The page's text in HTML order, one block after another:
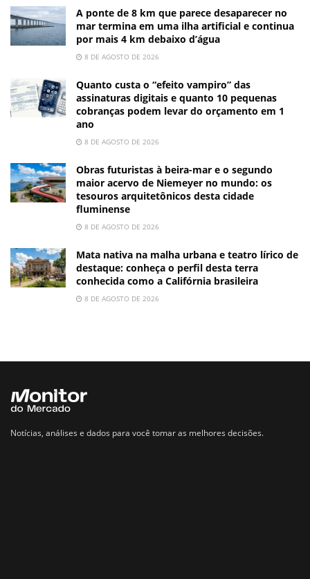
A ponte de 8 km que parece desaparecer no
mar termina em uma ilha artificial e continua
por mais 4 km debaixo d’água
8 DE AGOSTO DE 2026
Quanto custa o “efeito vampiro” das
assinaturas digitais e quanto 10 pequenas
cobranças podem levar do orçamento em 1
ano
8 DE AGOSTO DE 2026
Obras futuristas à beira-mar e o segundo
maior acervo de Niemeyer no mundo: os
tesouros arquitetônicos desta cidade
fluminense
8 DE AGOSTO DE 2026
Mata nativa na malha urbana e teatro lírico de
destaque: conheça o perfil desta terra
conhecida como a Califórnia brasileira
8 DE AGOSTO DE 2026
Notícias, análises e dados para você tomar as melhores decisões.